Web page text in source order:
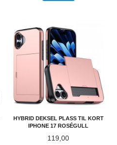
HYBRID DEKSEL PLASS TIL KORT
IPHONE 17 ROSÉGULL
Pris
119,00